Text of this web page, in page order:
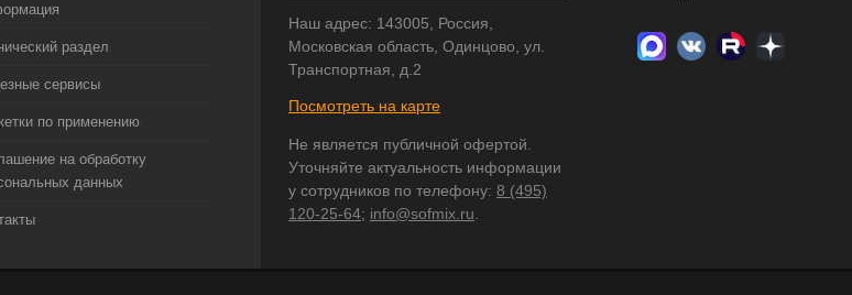
раздел
сервисы
по применению
на обработку
данных
Наш адрес: 143005, Россия,
Московская область, Одинцово, ул.
Транспортная, д.2
Посмотреть на карте
Не является публичной офертой.
Уточняйте актуальность информации
у сотрудников по телефону: 8 (495)
120-25-64; info@sofmix.ru